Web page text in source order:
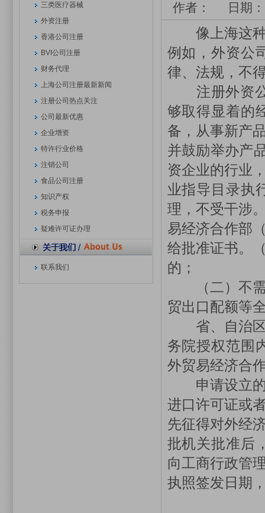
三类医疗器械
外资注册
香港公司注册
BVI公司注册
财务代理
上海公司注册最新新闻
注册公司热点关注
公司最新优惠
企业增资
特许行业价格
注销公司
食品公司注册
知识产权
税务申报
疑难许可证办理
联系我们
作者： 日期
像上海这种
例如，外资公
律、法规，不
注册外资公
够取得显着的
备，从事新产
并鼓励举办产
资企业的行业
业指导目录执
理，不受干涉
易经济合作部
给批准证书。
的；
（二）不需
贸出口配额等
省、自治区
务院授权范围
外贸易经济合
申请设立的
进口许可证或
先征得对外经
批机关批准后
向工商行政管
执照签发日期